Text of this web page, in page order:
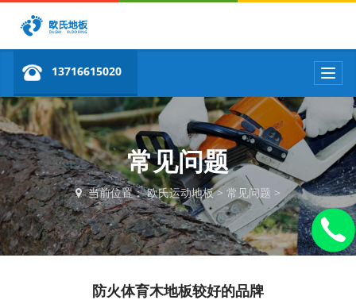
T
o
l
e
n
a
v
i
g
a
13716615020
常见问题
当前位置：欧氏运动地板> 常见问题 >
防火体育木地板较好的品牌